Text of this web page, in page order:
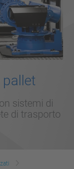
sistemi di
di trasporto